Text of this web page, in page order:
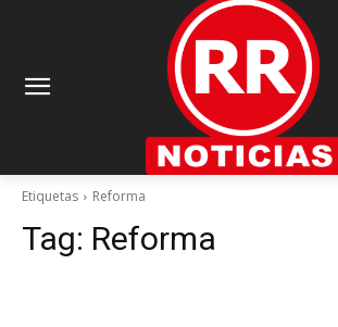
Etiquetas Reforma
Tag: Reforma